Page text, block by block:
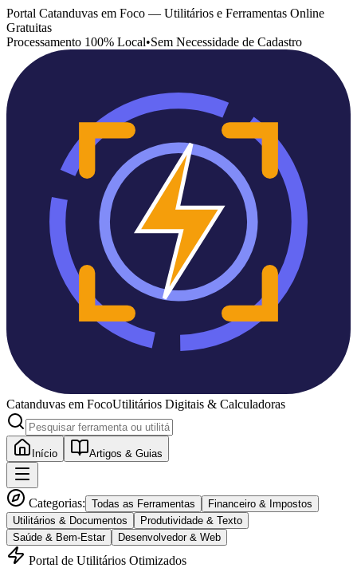
Portal Catanduvas em Foco — Utilitários e Ferramentas Online
Gratuitas
Processamento 100% Local•Sem Necessidade de Cadastro
Catanduvas em FocoUtilitários Digitais & Calculadoras
Início Artigos & Guias
Categorias: Todas as Ferramentas
Financeiro & Impostos
Utilitários & Documentos
Produtividade & Texto
Saúde & Bem-Estar
Desenvolvedor & Web
Portal de Utilitários Otimizados